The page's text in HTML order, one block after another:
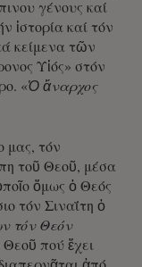
γένους καί
ἱστορία καί τόν
κείμενα τῶν
Υἱός» στόν
«Ὁ ἄναρχος
μας, τόν
τοῦ Θεοῦ, μέσα
ὅμως ὁ Θεός
τόν Σιναΐτη ὁ
τόν Θεόν
Θεοῦ πού ἔχει